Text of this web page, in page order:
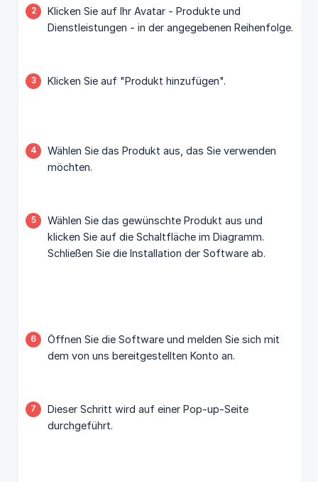
Klicken Sie auf Ihr Avatar - Produkte und
Dienstleistungen - in der angegebenen Reihenfolge.
Klicken Sie auf "Produkt hinzufügen".
Wählen Sie das Produkt aus, das Sie verwenden
möchten.
Wählen Sie das gewünschte Produkt aus und
klicken Sie auf die Schaltfläche im Diagramm.
Schließen Sie die Installation der Software ab.
Öffnen Sie die Software und melden Sie sich mit
dem von uns bereitgestellten Konto an.
Dieser Schritt wird auf einer Pop-up-Seite
durchgeführt.